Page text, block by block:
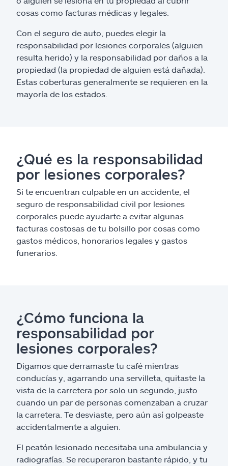
cosas como facturas médicas y legales.
Con el seguro de auto, puedes elegir la
responsabilidad por lesiones corporales (alguien
resulta herido) y la responsabilidad por daños a la
propiedad (la propiedad de alguien está dañada).
Estas coberturas generalmente se requieren en la
mayoría de los estados.
¿Qué es la responsabilidad
por lesiones corporales?
Si te encuentran culpable en un accidente, el
seguro de responsabilidad civil por lesiones
corporales puede ayudarte a evitar algunas
facturas costosas de tu bolsillo por cosas como
gastos médicos, honorarios legales y gastos
funerarios.
¿Cómo funciona la
responsabilidad por
lesiones corporales?
Digamos que derramaste tu café mientras
conducías y, agarrando una servilleta, quitaste la
vista de la carretera por solo un segundo, justo
cuando un par de personas comenzaban a cruzar
la carretera. Te desviaste, pero aún así golpeaste
accidentalmente a alguien.
El peatón lesionado necesitaba una ambulancia y
radiografías. Se recuperaron bastante rápido, y tu